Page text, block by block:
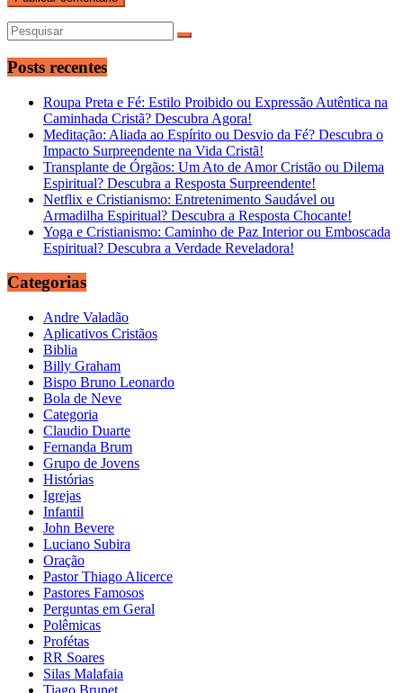
Posts recentes
Roupa Preta e Fé: Estilo Proibido ou Expressão Autêntica na
Caminhada Cristã? Descubra Agora!
Meditação: Aliada ao Espírito ou Desvio da Fé? Descubra o
Impacto Surpreendente na Vida Cristã!
Transplante de Órgãos: Um Ato de Amor Cristão ou Dilema
Espiritual? Descubra a Resposta Surpreendente!
Netflix e Cristianismo: Entretenimento Saudável ou
Armadilha Espiritual? Descubra a Resposta Chocante!
Yoga e Cristianismo: Caminho de Paz Interior ou Emboscada
Espiritual? Descubra a Verdade Reveladora!
Categorias
Andre Valadão
Aplicativos Cristãos
Biblia
Billy Graham
Bispo Bruno Leonardo
Bola de Neve
Categoria
Claudio Duarte
Fernanda Brum
Grupo de Jovens
Histórias
Igrejas
Infantil
John Bevere
Luciano Subira
Oração
Pastor Thiago Alicerce
Pastores Famosos
Perguntas em Geral
Polêmicas
Profétas
RR Soares
Silas Malafaia